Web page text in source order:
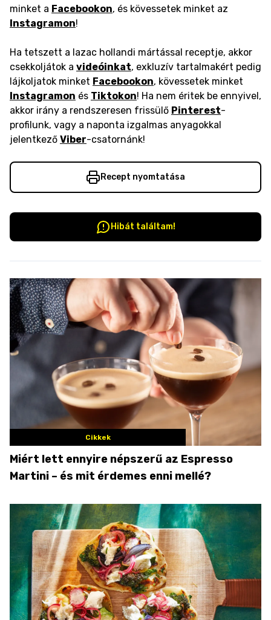
minket a Facebookon, és kövessetek minket az
Instagramon!
Ha tetszett a lazac hollandi mártással receptje, akkor
csekkoljátok a videóinkat, exkluzív tartalmakért pedig
lájkoljatok minket Facebookon, kövessetek minket
Instagramon és Tiktokon! Ha nem éritek be ennyivel,
akkor irány a rendszeresen frissülő Pinterest-
profilunk, vagy a naponta izgalmas anyagokkal
jelentkező Viber-csatornánk!
Recept nyomtatása
Hibát találtam!
Cikkek
Miért lett ennyire népszerű az Espresso
Martini – és mit érdemes enni mellé?